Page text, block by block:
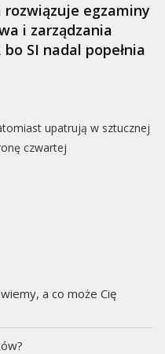
rozwiązuje egzaminy
i zarządzania
SI nadal popełnia
upatrują w sztucznej
czwartej
a co może Cię